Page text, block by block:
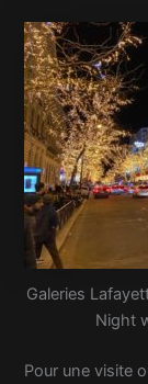
Galeries
Night
Pour une visite